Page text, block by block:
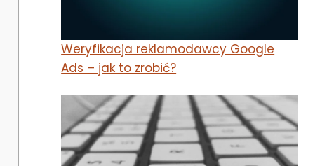
Weryfikacja reklamodawcy Google
Ads – jak to zrobić?